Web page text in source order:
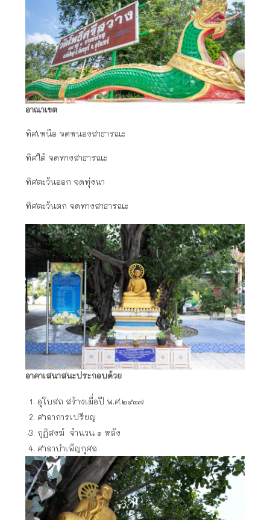
อาณาเขต
ทิศเหนือ จดหนองสาธารณะ
ทิศใต้ จดทางสาธารณะ
ทิศตะวันออก จดทุ่งนา
ทิศตะวันตก จดทางสาธารณะ
อาคาเสนาสนะประกอบด้วย
อุโบสถ สร้างเมื่อปี พ.ศ.๒๕๓๗
ศาลาการเปรียญ
กุฏิสงฆ์ จำนวน ๑ หลัง
ศาลาบำเพ็ญกุศล